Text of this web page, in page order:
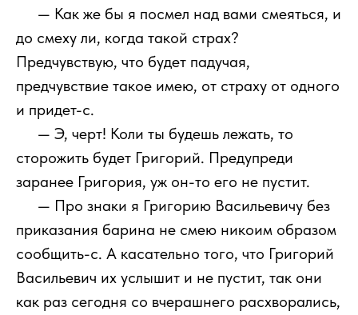
— Как же бы я посмел над вами смеяться, и
до смеху ли, когда такой страх?
Предчувствую, что будет падучая,
предчувствие такое имею, от страху от одного
и придет-с.
— Э, черт! Коли ты будешь лежать, то
сторожить будет Григорий. Предупреди
заранее Григория, уж он-то его не пустит.
— Про знаки я Григорию Васильевичу без
приказания барина не смею никоим образом
сообщить-с. А касательно того, что Григорий
Васильевич их услышит и не пустит, так они
как раз сегодня со вчерашнего расхворались,